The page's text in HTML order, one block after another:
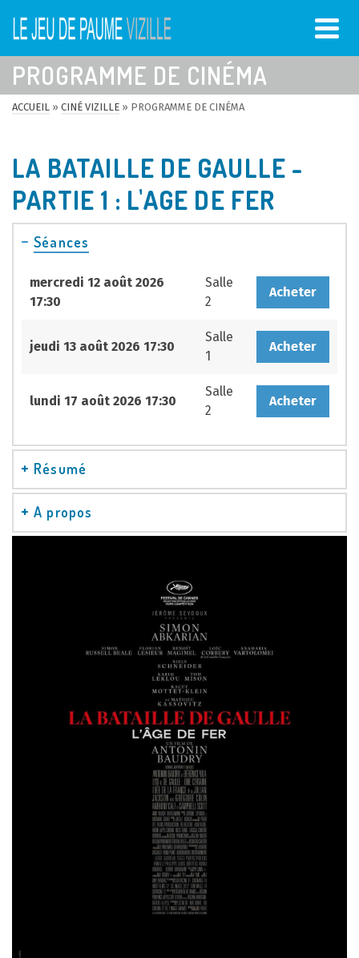
PROGRAMME DE CINÉMA
ACCUEIL » CINÉ VIZILLE » PROGRAMME DE CINÉMA
LA BATAILLE DE GAULLE -
PARTIE 1 : L'AGE DE FER
Séances
mercredi 12 août 2026
17:30
Salle
2
Acheter
jeudi 13 août 2026 17:30
Salle
1
Acheter
lundi 17 août 2026 17:30
Salle
2
Acheter
Résumé
A propos